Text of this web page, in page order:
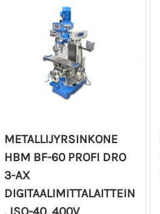
METALLIJYRSINKONE
HBM BF-60 PROFI DRO
3-AX
DIGITAALIMITTALAITTEIN